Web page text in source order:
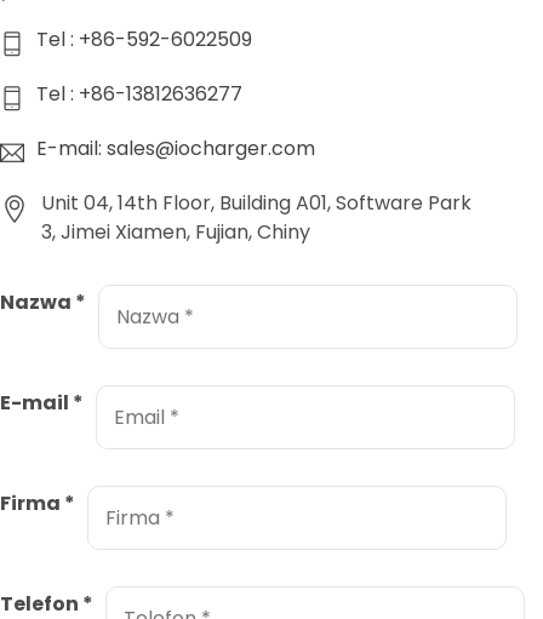
Tel : +86-592-6022509
Tel : +86-13812636277
E-mail: sales@iocharger.com
Unit 04, 14th Floor, Building A01, Software Park
3, Jimei Xiamen, Fujian, Chiny
Nazwa *
E-mail *
Firma *
Telefon *